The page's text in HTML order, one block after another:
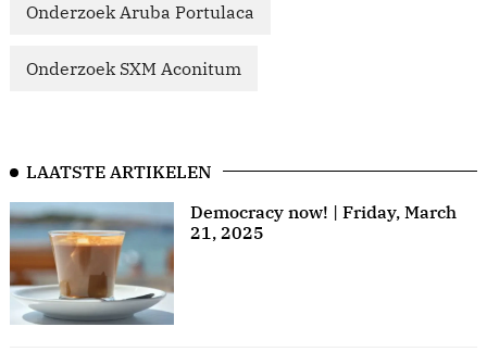
Onderzoek Aruba Portulaca
Onderzoek SXM Aconitum
LAATSTE ARTIKELEN
Democracy now! | Friday, March
21, 2025